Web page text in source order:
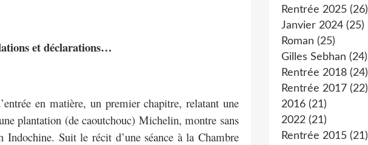
et déclarations…
en matière, un premier chapitre, relatant une
plantation (de caoutchouc) Michelin, montre sans
Suit le récit d’une séance à la Chambre
Rentrée 2025 (26)
Janvier 2024 (25)
Roman (25)
Gilles Sebhan (24)
Rentrée 2018 (24)
Rentrée 2017 (22)
2016 (21)
2022 (21)
Rentrée 2015 (21)